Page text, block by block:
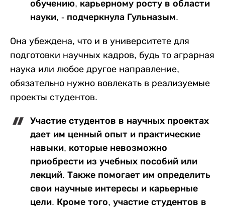
обучению, карьерному росту в области
науки, - подчеркнула Гульназым.
Она убеждена, что и в университете для
подготовки научных кадров, будь то аграрная
наука или любое другое направление,
обязательно нужно вовлекать в реализуемые
проекты студентов.
Участие студентов в научных проектах
дает им ценный опыт и практические
навыки, которые невозможно
приобрести из учебных пособий или
лекций. Также помогает им определить
свои научные интересы и карьерные
цели. Кроме того, участие студентов в